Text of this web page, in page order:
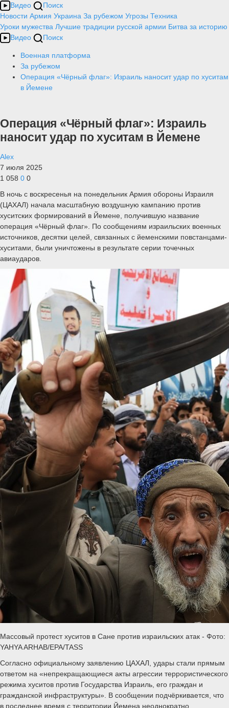
Видео
Поиск
Новости Армия Украина За рубежом Угрозы Техника
Уроки мужества Лучшие традиции русской армии Битва за историю
Видео
Поиск
Военная платформа
За рубежом
Операция «Чёрный флаг»: Израиль наносит удар по хуситам
в Йемене
Операция «Чёрный флаг»: Израиль
наносит удар по хуситам в Йемене
Alex
7 июля 2025
1 058 0 0
В ночь с воскресенья на понедельник Армия обороны Израиля
(ЦАХАЛ) начала масштабную воздушную кампанию против
хуситских формирований в Йемене, получившую название
операция «Чёрный флаг». По сообщениям израильских военных
источников, десятки целей, связанных с йеменскими повстанцами-
хуситами, были уничтожены в результате серии точечных
авиаударов.
Массовый протест хуситов в Сане против израильских атак - Фото:
YAHYA ARHAB/EPA/TASS
Согласно официальному заявлению ЦАХАЛ, удары стали прямым
ответом на «непрекращающиеся акты агрессии террористического
режима хуситов против Государства Израиль, его граждан и
гражданской инфраструктуры». В сообщении подчёркивается, что
в последнее время с территории Йемена неоднократно